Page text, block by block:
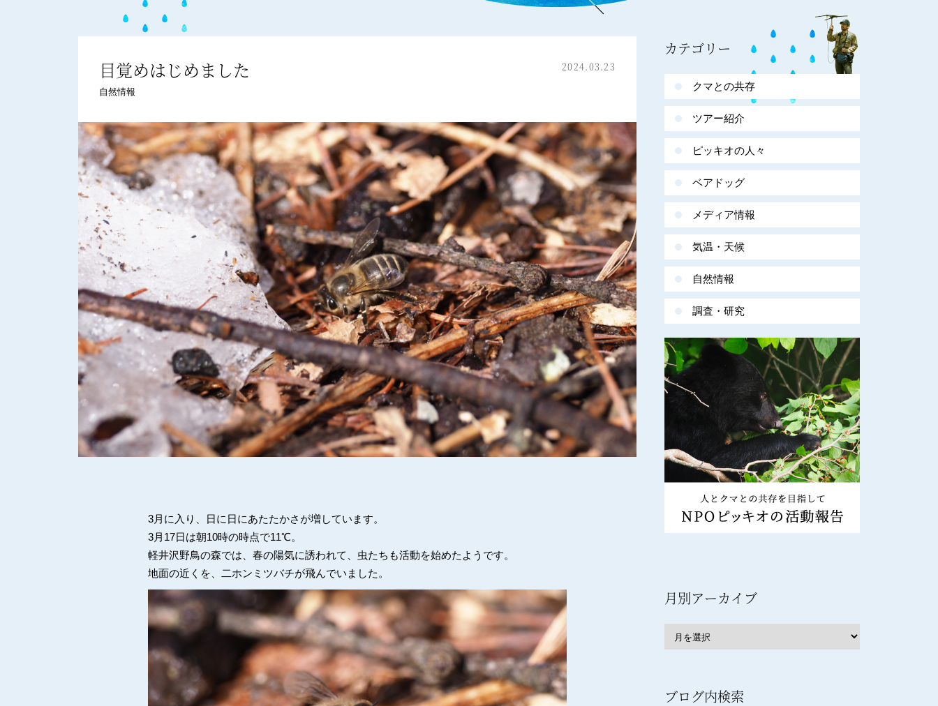
目覚めはじめました
自然情報
2024.03.23
3月に入り、日に日にあたたかさが増しています。
3月17日は朝10時の時点で11℃。
軽井沢野鳥の森では、春の陽気に誘われて、虫たちも活動を始めたようです。
地面の近くを、二ホンミツバチが飛んでいました。
カテゴリー
クマとの共存
ツアー紹介
ピッキオの人々
ベアドッグ
メディア情報
気温・天候
自然情報
調査・研究
月別アーカイブ
ブログ内検索